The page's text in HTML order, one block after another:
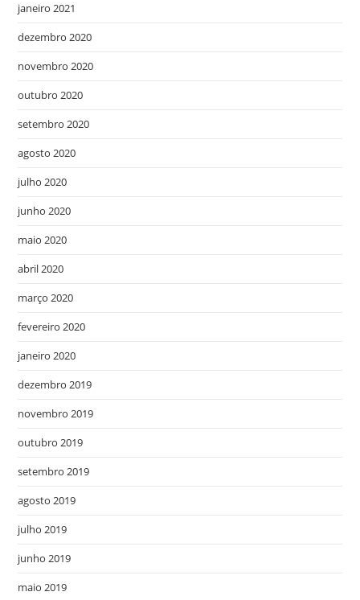
janeiro 2021
dezembro 2020
novembro 2020
outubro 2020
setembro 2020
agosto 2020
julho 2020
junho 2020
maio 2020
abril 2020
março 2020
fevereiro 2020
janeiro 2020
dezembro 2019
novembro 2019
outubro 2019
setembro 2019
agosto 2019
julho 2019
junho 2019
maio 2019